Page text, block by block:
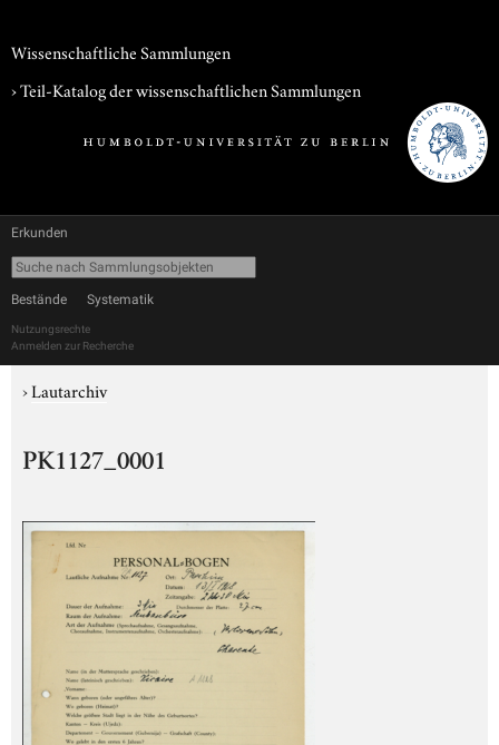
Wissenschaftliche Sammlungen
› Teil-Katalog der wissenschaftlichen Sammlungen
Erkunden
Bestände Systematik
Nutzungsrechte
Anmelden zur Recherche
›Lautarchiv
PK1127_0001